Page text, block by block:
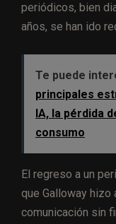
periódicos, bien
años, se han ido
Te puede
principales
IA, la pérdida
consumo
El regreso a un
que Galloway hizo
comunicación sin